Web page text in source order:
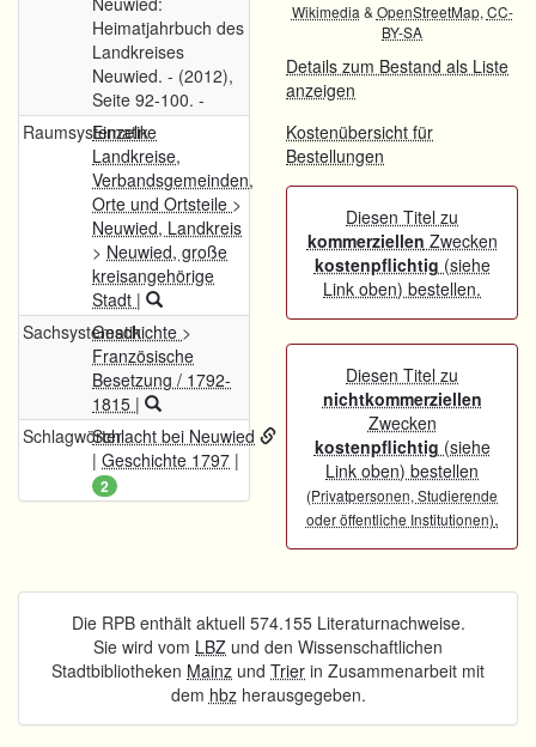
Heimatjahrbuch des
Landkreises
Neuwied. - (2012),
Seite 92-100. -
Raumsystematik
Einzelne
Landkreise,
Verbandsgemeinden,
Orte und Ortsteile >
Neuwied, Landkreis
> Neuwied, große
kreisangehörige
Stadt |
Sachsystematik
Geschichte >
Französische
Besetzung / 1792-
1815 |
SchlagwörterSchlacht bei Neuwied
| Geschichte 1797 |
2
Wikimedia & OpenStreetMap, CC-
BY-SA
Details zum Bestand als Liste
anzeigen
Kostenübersicht für
Bestellungen
Diesen Titel zu
kommerziellen Zwecken
kostenpflichtig (siehe
Link oben) bestellen.
Diesen Titel zu
nichtkommerziellen
Zwecken
kostenpflichtig (siehe
Link oben) bestellen
(Privatpersonen, Studierende
oder öffentliche Institutionen).
Die RPB enthält aktuell 574.155 Literaturnachweise.
Sie wird vom LBZ und den Wissenschaftlichen
Stadtbibliotheken Mainz und Trier in Zusammenarbeit mit
dem hbzherausgegeben.